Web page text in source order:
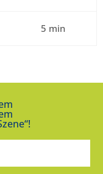
5 min